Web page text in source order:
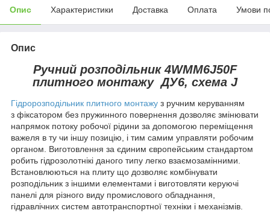
Опис Характеристики Доставка Оплата Умови
Опис
Ручний розподільник 4WMM6J50F
плитного монтажу ДУ6, схема J
Гідророзподільник плитного монтажу з ручним керуванням
з фіксатором без пружинного повернення дозволяє змінювати
напрямок потоку робочої рідини за допомогою переміщення
важеля в ту чи іншу позицію, і тим самим управляти робочим
органом. Виготовлення за єдиним європейським стандартом
робить гідрозолотнікі даного типу легко взаємозамінними.
Встановлюються на плиту що дозволяє комбінувати
розподільник з іншими елементами і виготовляти керуючі
панелі для різного виду промислового обладнання,
гідравлічних систем автотранспортної техніки і механізмів.